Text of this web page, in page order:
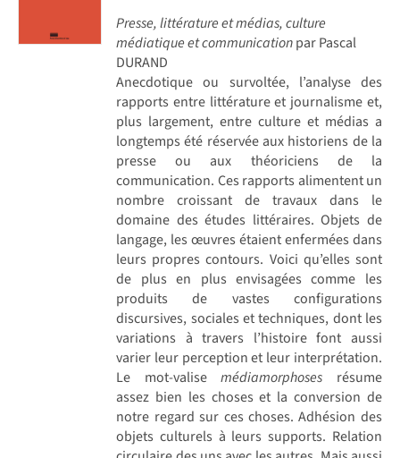
Presse, littérature et médias, culture
médiatique et communicationpar Pascal
DURAND
Anecdotique ou survoltée, l’analyse des
rapports entre littérature et journalisme et,
plus largement, entre culture et médias a
longtemps été réservée aux historiens de la
presse ou aux théoriciens de la
communication. Ces rapports alimentent un
nombre croissant de travaux dans le
domaine des études littéraires. Objets de
langage, les œuvres étaient enfermées dans
leurs propres contours. Voici qu’elles sont
de plus en plus envisagées comme les
produits de vastes configurations
discursives, sociales et techniques, dont les
variations à travers l’histoire font aussi
varier leur perception et leur interprétation.
Le mot-valisemédiamorphoses résume
assez bien les choses et la conversion de
notre regard sur ces choses. Adhésion des
objets culturels à leurs supports. Relation